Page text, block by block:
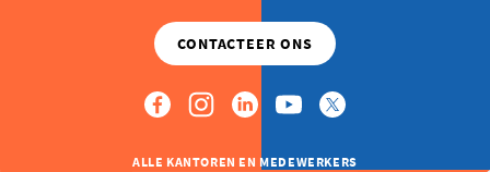
ALLE KANTOREN EN MEDEWERKERS